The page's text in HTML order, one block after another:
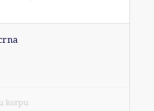
korpu